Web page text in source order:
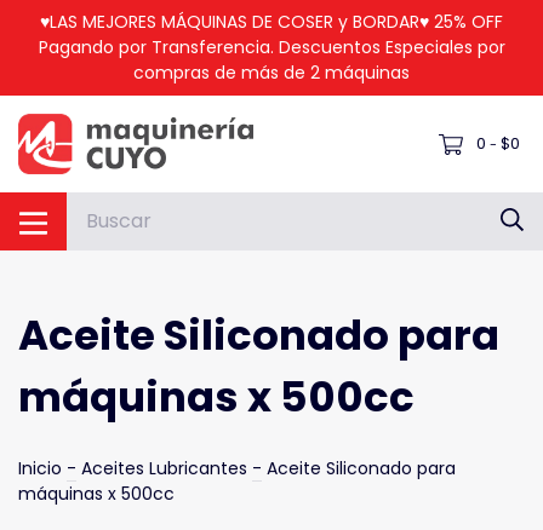
♥LAS MEJORES MÁQUINAS DE COSER y BORDAR♥ 25% OFF
Pagando por Transferencia. Descuentos Especiales por
compras de más de 2 máquinas
0 - $0
Aceite Siliconado para
máquinas x 500cc
Inicio - Aceites Lubricantes - Aceite Siliconado para
máquinas x 500cc